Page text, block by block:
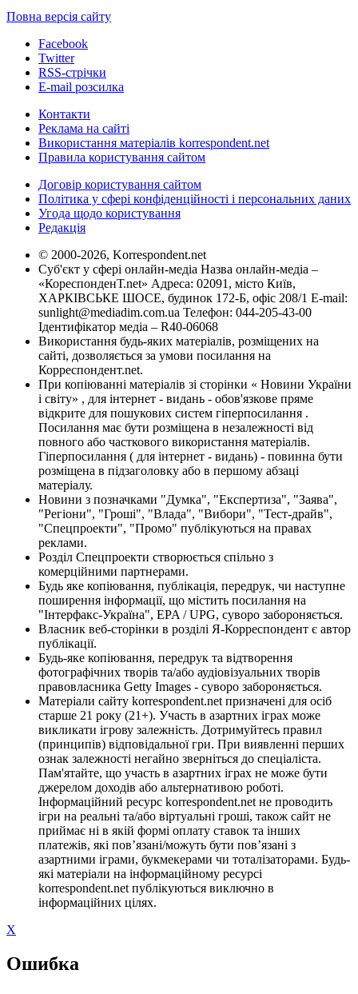
Повна версія сайту
Facebook
Twitter
RSS-стрічки
E-mail розсилка
Контакти
Реклама на сайті
Використання матеріалів korrespondent.net
Правила користування сайтом
Договір користування сайтом
Політика у сфері конфіденційності і персональних даних
Угода щодо користування
Редакція
© 2000-2026, Korrespondent.net
Суб'єкт у сфері онлайн-медіа Назва онлайн-медіа –
«КореспонденТ.net» Адреса: 02091, місто Київ,
ХАРКІВСЬКЕ ШОСЕ, будинок 172-Б, офіс 208/1 E-mail:
sunlight@mediadim.com.ua Телефон: 044-205-43-00
Ідентифікатор медіа – R40-06068
Використання будь-яких матеріалів, розміщених на
сайті, дозволяється за умови посилання на
Корреспондент.net.
При копіюванні матеріалів зі сторінки « Новини України
і світу» , для інтернет - видань - обов'язкове пряме
відкрите для пошукових систем гіперпосилання .
Посилання має бути розміщена в незалежності від
повного або часткового використання матеріалів.
Гіперпосилання ( для інтернет - видань) - повинна бути
розміщена в підзаголовку або в першому абзаці
матеріалу.
Новини з позначками "Думка", "Експертиза", "Заява",
"Регіони", "Гроші", "Влада", "Вибори", "Тест-драйв",
"Спецпроекти", "Промо" публікуються на правах
реклами.
Розділ Спецпроекти створюється спільно з
комерційними партнерами.
Будь яке копіювання, публікація, передрук, чи наступне
поширення інформації, що містить посилання на
"Інтерфакс-Україна", EPA / UPG, суворо забороняється.
Власник веб-сторінки в розділі Я-Корреспондент є автор
публікації.
Будь-яке копіювання, передрук та відтворення
фотографічних творів та/або аудіовізуальних творів
правовласника Getty Images - суворо забороняється.
Матеріали сайту korrespondent.net призначені для осіб
старше 21 року (21+). Участь в азартних іграх може
викликати ігрову залежність. Дотримуйтесь правил
(принципів) відповідальної гри. При виявленні перших
ознак залежності негайно зверніться до спеціаліста.
Пам'ятайте, що участь в азартних іграх не може бути
джерелом доходів або альтернативою роботі.
Інформаційний ресурс korrespondent.net не проводить
ігри на реальні та/або віртуальні гроші, також сайт не
приймає ні в якій формі оплату ставок та інших
платежів, які пов’язані/можуть бути пов’язані з
азартними іграми, букмекерами чи тоталізаторами. Будь-
які матеріали на інформаційному ресурсі
korrespondent.net публікуються виключно в
інформаційних цілях.
X
Ошибка